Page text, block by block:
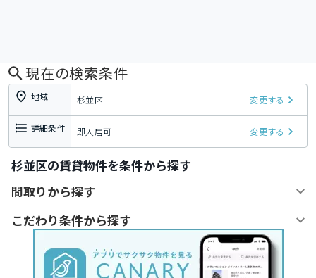
現在の検索条件
地域 杉並区 変更する
詳細条件 即入居可 変更する
杉並区の賃貸物件を条件から探す
間取りから探す
こだわり条件から探す